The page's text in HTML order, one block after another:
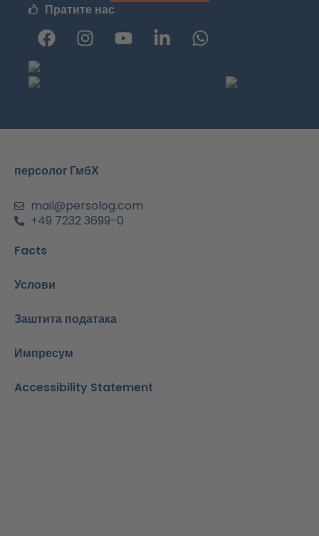
Пратите нас
Ф
е
к
и
н
р
м
Ј
у
Л
и
и
W
h
p
персолог ГмбХ
mail@persolog.com
+49 7232 3699-0
Facts
Услови
Заштита података
Импресум
Accessibility Statement